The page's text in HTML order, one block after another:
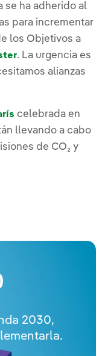
se ha adherido al
para incrementar
los Objetivos a
. La urgencia es
alianzas
celebrada en
llevando a cabo
de CO₂ y
2030,